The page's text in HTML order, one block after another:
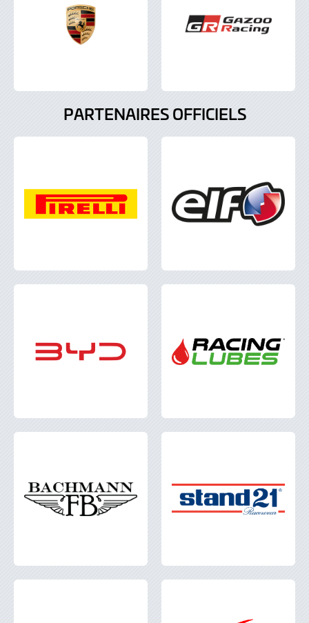
PARTENAIRES OFFICIELS